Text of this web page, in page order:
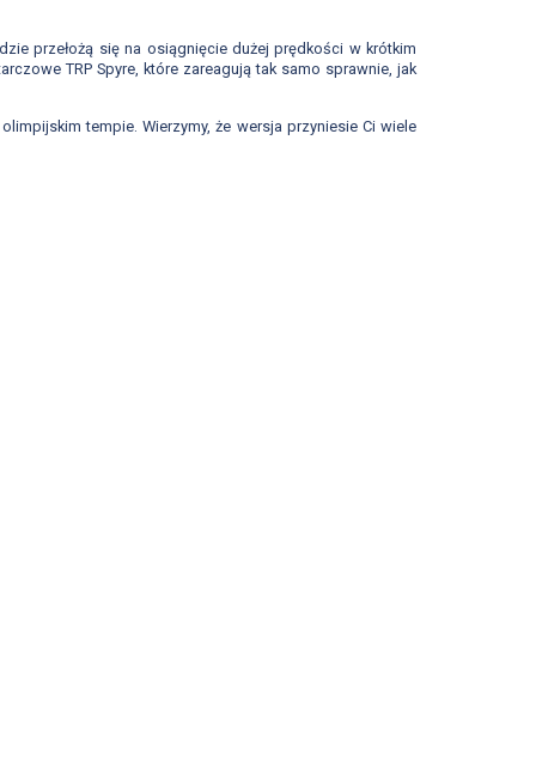
przełożą się na osiągnięcie dużej prędkości w krótkim
TRP Spyre, które zareagują tak samo sprawnie, jak
tempie. Wierzymy, że wersja przyniesie Ci wiele